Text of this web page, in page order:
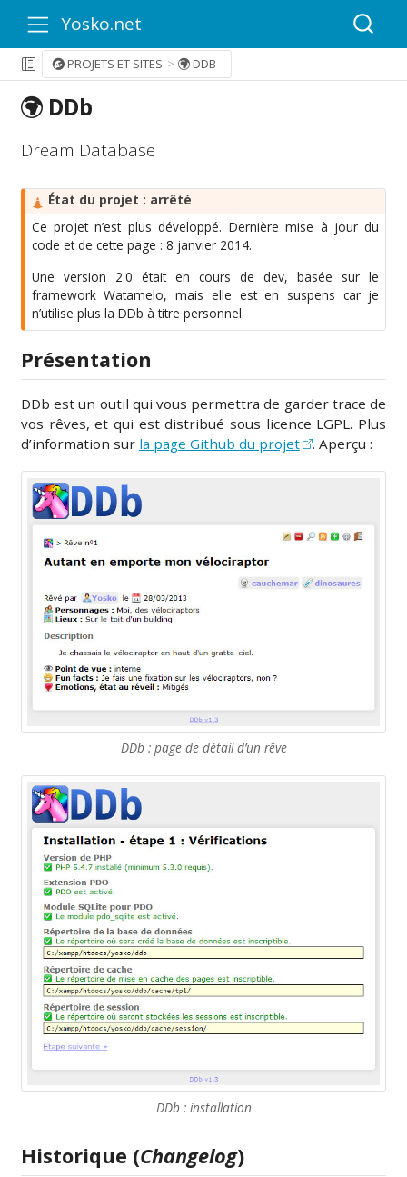
Yosko.net
PROJETS ET SITES DDB
DDb
Dream Database
M
s
e
e
n
g
a
d
e
État du projet : arrêté
Ce projet n’est plus développé. Dernière mise à jour du
code et de cette page : 8 janvier 2014.
Une version 2.0 était en cours de dev, basée sur le
framework Watamelo, mais elle est en suspens car je
n’utilise plus la DDb à titre personnel.
Présentation
DDb est un outil qui vous permettra de garder trace de
vos rêves, et qui est distribué sous licence LGPL. Plus
d’information sur la page Github du projet . Aperçu :
DDb : page de détail d’un rêve
DDb : installation
Historique (Changelog)